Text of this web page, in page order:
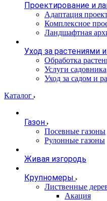
Проектирование и
Адаптация
Комплексное
Ландшафтная
Уход за растениями
Обработка
Услуги садовника
Уход за садом и
Каталог
Газон
Посевные газоны
Рулонные газоны
Живая изгородь
Крупномеры
Лиственные
Акация